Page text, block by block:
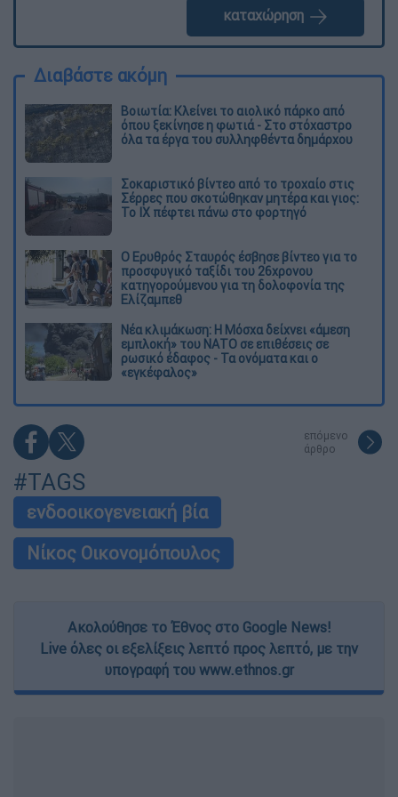
καταχώρηση
Διαβάστε ακόμη
Βοιωτία: Κλείνει το αιολικό πάρκο από
όπου ξεκίνησε η φωτιά - Στο στόχαστρο
όλα τα έργα του συλληφθέντα δημάρχου
Σοκαριστικό βίντεο από το τροχαίο στις
Σέρρες που σκοτώθηκαν μητέρα και γιος:
Το ΙΧ πέφτει πάνω στο φορτηγό
Ο Ερυθρός Σταυρός έσβησε βίντεο για το
προσφυγικό ταξίδι του 26χρονου
κατηγορούμενου για τη δολοφονία της
Ελίζαμπεθ
Νέα κλιμάκωση: Η Μόσχα δείχνει «άμεση
εμπλοκή» του ΝΑΤΟ σε επιθέσεις σε
ρωσικό έδαφος - Τα ονόματα και ο
«εγκέφαλος»
επόμενο
άρθρο
#TAGS
ενδοοικογενειακή βία
Νίκος Οικονομόπουλος
Ακολούθησε το Έθνος στο Google News!
Live όλες οι εξελίξεις λεπτό προς λεπτό, με την
υπογραφή του www.ethnos.gr